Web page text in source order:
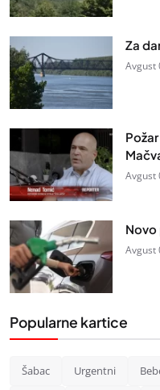
Za
Avgust
Avgust
Avgust
Popularne kartice
Šabac Urgentni